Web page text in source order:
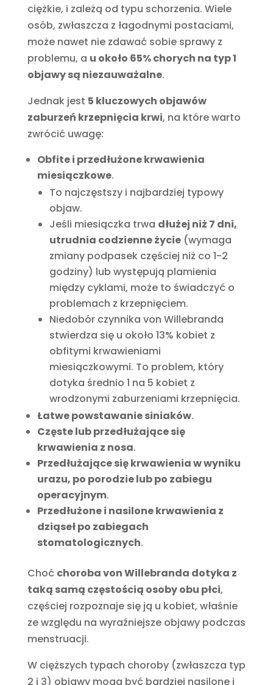
ciężkie, i zależą od typu schorzenia. Wiele
osób, zwłaszcza z łagodnymi postaciami,
może nawet nie zdawać sobie sprawy z
problemu, a u około 65% chorych na typ 1
objawy są niezauważalne.
Jednak jest 5 kluczowych objawów
zaburzeń krzepnięcia krwi, na które warto
zwrócić uwagę:
Obfite i przedłużone krwawienia
miesiączkowe.
To najczęstszy i najbardziej typowy
objaw.
Jeśli miesiączka trwa dłużej niż 7 dni,
utrudnia codzienne życie(wymaga
zmiany podpasek częściej niż co 1-2
godziny) lub występują plamienia
między cyklami, może to świadczyć o
problemach z krzepnięciem.
Niedobór czynnika von Willebranda
stwierdza się u około 13% kobiet z
obfitymi krwawieniami
miesiączkowymi. To problem, który
dotyka średnio 1 na 5 kobiet z
wrodzonymi zaburzeniami krzepnięcia.
Łatwe powstawanie siniaków.
Częste lub przedłużające się
krwawienia z nosa.
Przedłużające się krwawienia w wyniku
urazu, po porodzie lub po zabiegu
operacyjnym.
Przedłużone i nasilone krwawienia z
dziąseł po zabiegach
stomatologicznych.
Choć choroba von Willebranda dotyka z
taką samą częstością osoby obu płci,
częściej rozpoznaje się ją u kobiet, właśnie
ze względu na wyraźniejsze objawy podczas
menstruacji.
W cięższych typach choroby (zwłaszcza typ
2 i 3) objawy mogą być bardziej nasilone i